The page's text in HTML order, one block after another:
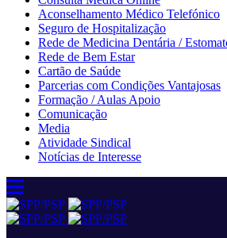
Aconselhamento Médico Telefónico
Seguro de Hospitalização
Rede de Medicina Dentária /
Rede de Bem Estar
Cartão de Saúde
Parcerias com Condições Vantajosas
Formação / Aulas Apoio
Comunicação
Media
Atividade Sindical
Notícias de Interesse